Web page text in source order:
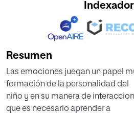
Resumen
Las emociones juegan un papel
formación de la personalidad del
niño y en su manera de
que es necesario aprender a